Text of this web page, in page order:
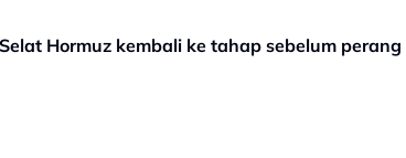
Hormuz kembali ke tahap sebelum perang